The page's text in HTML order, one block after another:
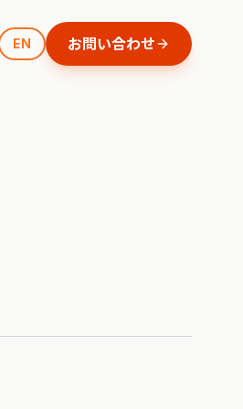
EN お問い合わせ